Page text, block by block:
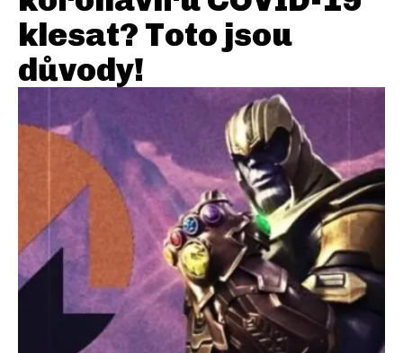
klesat? Toto jsou
důvody!